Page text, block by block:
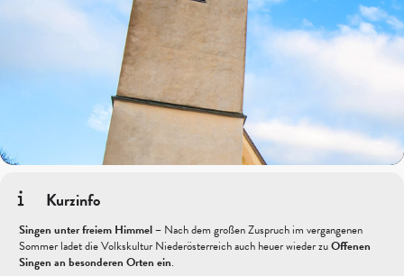
Kurzinfo
Singen unter freiem Himmel – Nach dem großen Zuspruch im vergangenen
Sommer ladet die Volkskultur Niederösterreich auch heuer wieder zuOffenen
Singen an besonderen Orten ein.